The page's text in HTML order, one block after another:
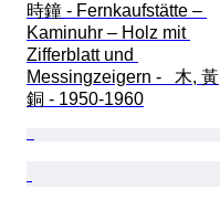
時鐘 - Fernkaufstätte –
Kaminuhr – Holz mit
Zifferblatt und
Messingzeigern -   木, 黃
銅 - 1950-1960